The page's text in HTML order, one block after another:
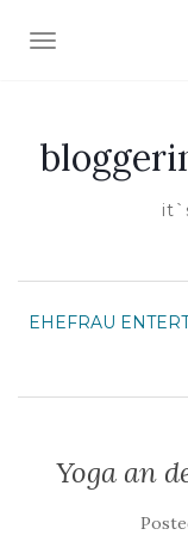
TOGGLE
EHEFRAU
Yoga an